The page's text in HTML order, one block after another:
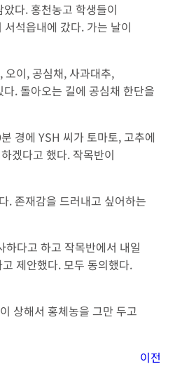
다. 홍천농고 학생들이
석읍내에 갔다. 가는 날이
오이, 공심채, 사과대추,
. 돌아오는 길에 공심채 한단을
경에 YSH 씨가 토마토, 고추에
겠다고 했다. 작목반이
. 존재감을 드러내고 싶어하는
다고 하고 작목반에서 내일
제안했다. 모두 동의했다.
상해서 홍체농을 그만 두고
이전